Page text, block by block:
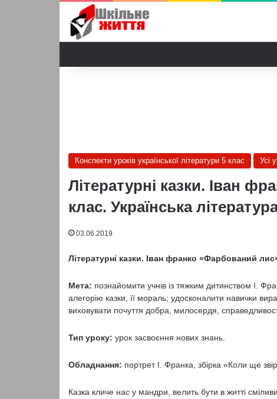
Конспекти уроків української літератури 5 клас Усі
Літературні казки. Іван
клас. Українська
03.06.2019
Літературні казки. Іван франко «Фарбований
Мета: познайомити учнів із тяжким дитинством І.
алегорію казки, її мораль; удосконалити навички
виховувати почуття добра, милосердя,
Тип уроку: урок засвоєння нових знань.
Обладнання: портрет І. Франка, збірка «Коли ще
Казка кличе нас у мандри, велить бути в житті